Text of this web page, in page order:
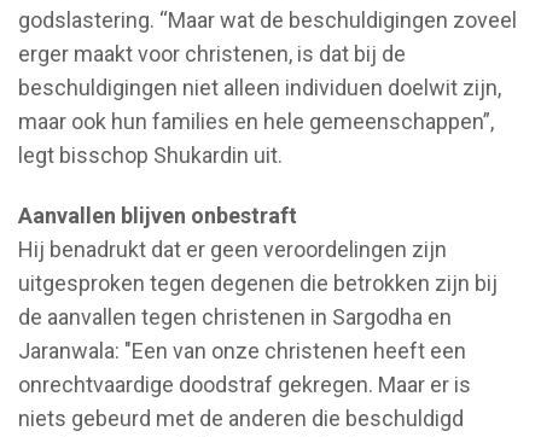
godslastering. “Maar wat de beschuldigingen zoveel
erger maakt voor christenen, is dat bij de
beschuldigingen niet alleen individuen doelwit zijn,
maar ook hun families en hele gemeenschappen”,
legt bisschop Shukardin uit.
Aanvallen blijven onbestraft
Hij benadrukt dat er geen veroordelingen zijn
uitgesproken tegen degenen die betrokken zijn bij
de aanvallen tegen christenen in Sargodha en
Jaranwala: "Een van onze christenen heeft een
onrechtvaardige doodstraf gekregen. Maar er is
niets gebeurd met de anderen die beschuldigd